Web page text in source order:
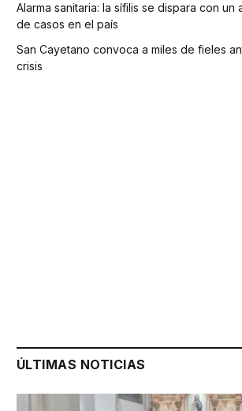
Alarma sanitaria: la sífilis se dispara con un
de casos en el país
San Cayetano convoca a miles de fieles
crisis
ÚLTIMAS NOTICIAS